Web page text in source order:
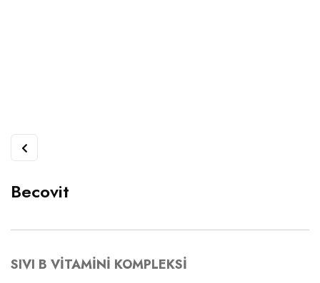
Becovit
SIVI B VİTAMİNİ KOMPLEKSİ